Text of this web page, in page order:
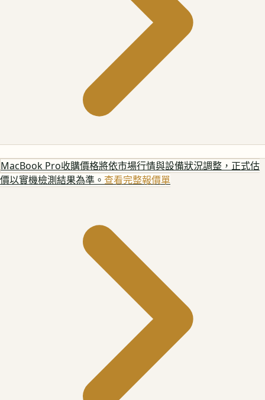
MacBook Pro收購價格將依市場行情與設備狀況調整，正式估
價以實機檢測結果為準。 查看完整報價單